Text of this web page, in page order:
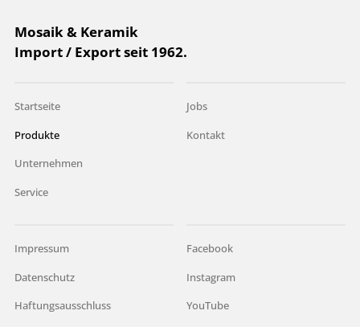
Mosaik & Keramik
Import / Export seit 1962.
Startseite
Produkte
Unternehmen
Service
Jobs
Kontakt
Impressum
Datenschutz
Haftungsausschluss
Facebook
Instagram
YouTube